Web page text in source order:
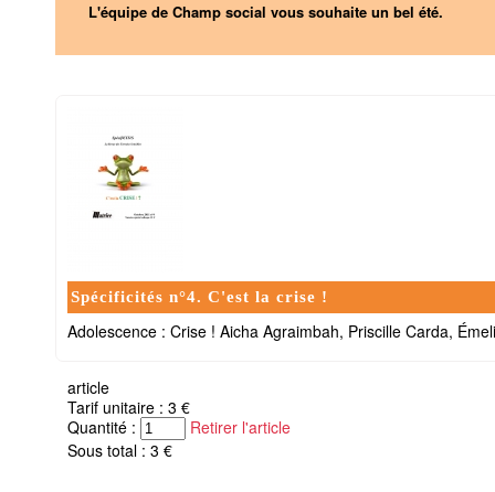
L'équipe de Champ social vous souhaite un bel été.
Spécificités n°4. C'est la crise !
Adolescence : Crise ! Aicha Agraimbah, Priscille Carda,
article
Tarif unitaire : 3 €
Quantité :
Retirer l'article
Sous total : 3 €